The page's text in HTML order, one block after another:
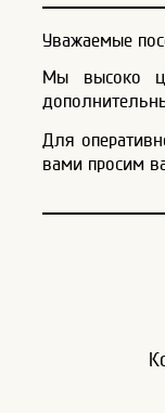
Уважаемые
Мы высоко
Для
вами просим